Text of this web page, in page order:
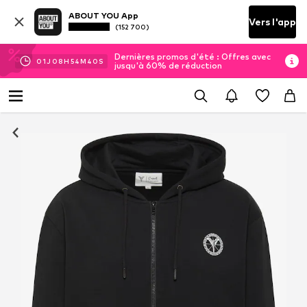
ABOUT YOU App
(152 700) Vers l'app
01J 08H 54M 40 S
Dernières promos d'été : Offres avec
jusqu'à 60% de réduction